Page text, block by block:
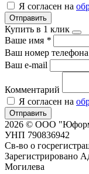
Я согласен на
Отправить
Купить в 1 клик
Ваше имя *
Ваш номер телефона
Ваш e-mail
Комментарий
Я согласен на
Отправить
2026 © ООО
УНП 790836942
Св-во о
Зарегистрировано
Могилева